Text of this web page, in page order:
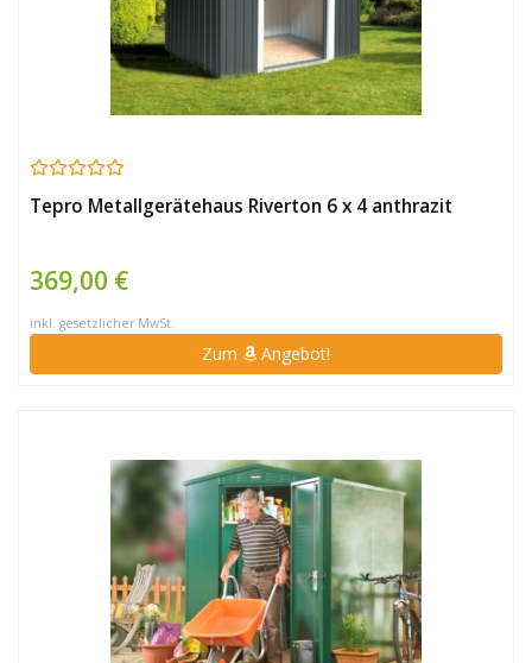
Tepro Metallgerätehaus Riverton 6 x 4 anthrazit
369,00 €
inkl. gesetzlicher MwSt.
Zum Angebot!